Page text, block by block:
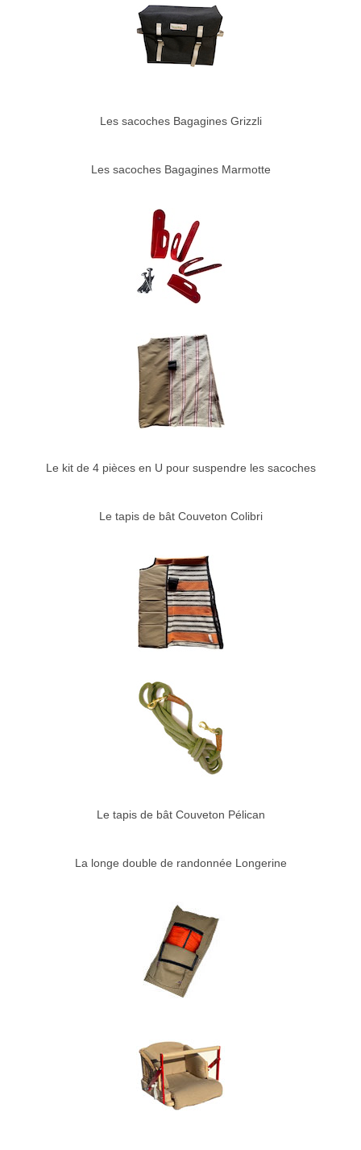
Les sacoches Bagagines Grizzli
Les sacoches Bagagines Marmotte
Le kit de 4 pièces en U pour suspendre les sacoches
Le tapis de bât Couveton Colibri
Le tapis de bât Couveton Pélican
La longe double de randonnée Longerine